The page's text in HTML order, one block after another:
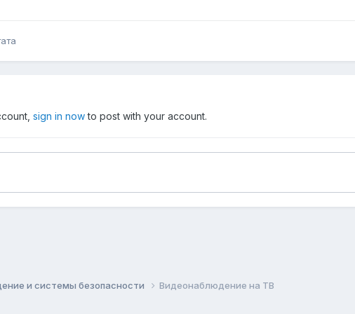
sign in nowto post with your account.
и системы безопасности Видеонаблюдение на ТВ